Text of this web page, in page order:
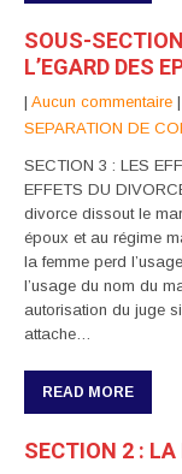
SOUS-
L’EGARD DES
| Aucun commentaire |
SEPARATION DE
SECTION 3 : LES
EFFETS DU
divorce dissout le
époux et au régime
la femme perd
l’usage du nom du
autorisation du juge
attache…
READ MORE
SECTION 2 : LA